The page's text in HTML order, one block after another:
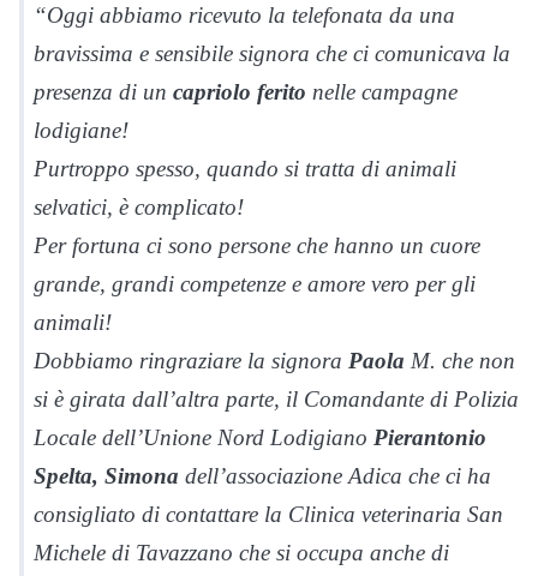
“Oggi abbiamo ricevuto la telefonata da una
bravissima e sensibile signora che ci comunicava la
presenza di un capriolo ferito nelle campagne
lodigiane!
Purtroppo spesso, quando si tratta di animali
selvatici, è complicato!
Per fortuna ci sono persone che hanno un cuore
grande, grandi competenze e amore vero per gli
animali!
Dobbiamo ringraziare la signora Paola M. che non
si è girata dall’altra parte, il Comandante di Polizia
Locale dell’Unione Nord Lodigiano Pierantonio
Spelta, Simona dell’associazione Adica che ci ha
consigliato di contattare la Clinica veterinaria San
Michele di Tavazzano che si occupa anche di